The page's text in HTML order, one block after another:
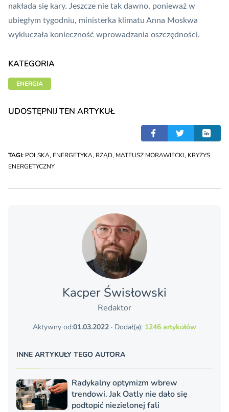
nakłada się kary. Jeszcze nie tak dawno, ponieważ w
ubiegłym tygodniu, ministerka klimatu Anna Moskwa
wykluczała konieczność wprowadzania oszczędności.
KATEGORIA
ENERGIA
UDOSTĘPNIJ TEN ARTYKUŁ
TAGI: POLSKA, ENERGETYKA, RZĄD, MATEUSZ MORAWIECKI, KRYZYS
ENERGETYCZNY
Kacper Świsło­wski
Redaktor
Aktywny od:01.03.2022 · Dodał(a): 1246 artykułów
INNE ARTYKUŁY TEGO AUTORA
Radykalny optymizm wbrew
trendowi. Jak Oatly nie dało się
podtopić niezielonej fali